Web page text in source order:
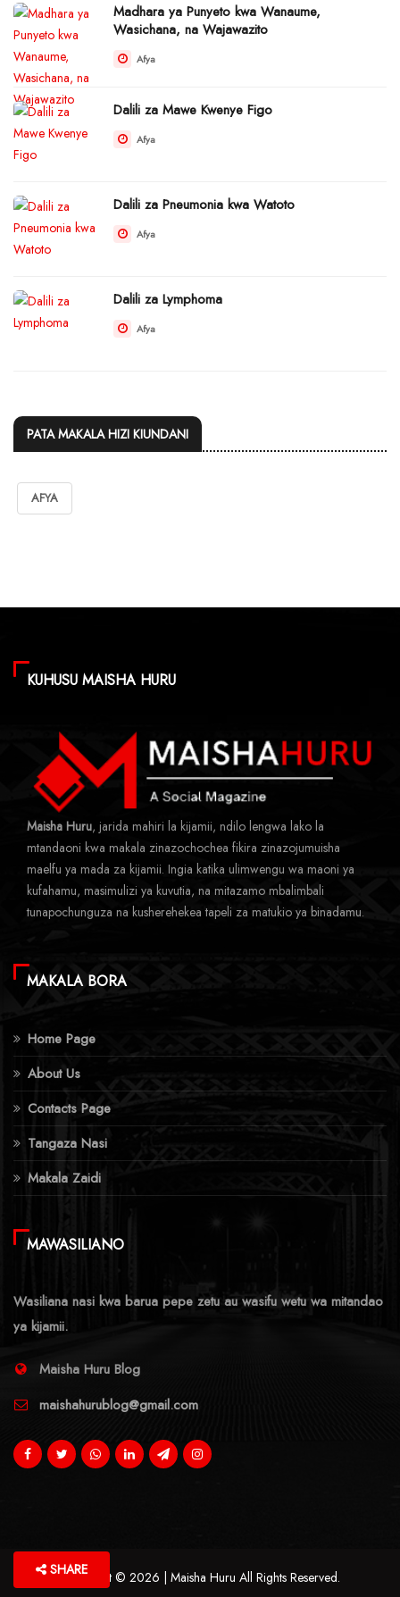
Madhara ya Punyeto kwa Wanaume,
Wasichana, na Wajawazito
Afya
Dalili za Mawe Kwenye Figo
Afya
Dalili za Pneumonia kwa Watoto
Afya
Dalili za Lymphoma
Afya
PATA MAKALA HIZI KIUNDANI
AFYA
KUHUSU MAISHA HURU
Maisha Huru, jarida mahiri la kijamii, ndilo lengwa lako la
mtandaoni kwa makala zinazochochea fikira zinazojumuisha
maelfu ya mada za kijamii. Ingia katika ulimwengu wa maoni ya
kufahamu, masimulizi ya kuvutia, na mitazamo mbalimbali
tunapochunguza na kusherehekea tapeli za matukio ya binadamu.
MAKALA BORA
Home Page
About Us
Contacts Page
Tangaza Nasi
Makala Zaidi
MAWASILIANO
Wasiliana nasi kwa barua pepe zetu au wasifu wetu wa mitandao
ya kijamii.
Maisha Huru Blog
maishahurublog@gmail.com
Copyright © 2026 | Maisha Huru All Rights Reserved.
SHARE